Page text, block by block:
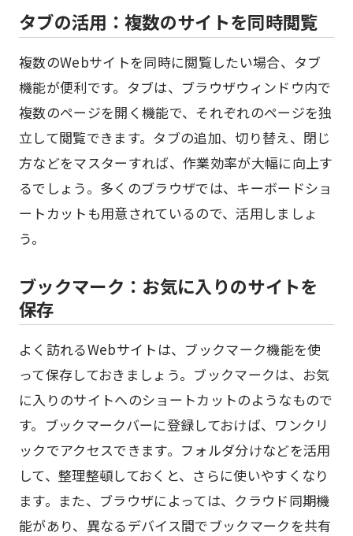
タブの活用：複数のサイトを同時閲覧
複数のWebサイトを同時に閲覧したい場合、タブ
機能が便利です。タブは、ブラウザウィンドウ内で
複数のページを開く機能で、それぞれのページを独
立して閲覧できます。タブの追加、切り替え、閉じ
方などをマスターすれば、作業効率が大幅に向上す
るでしょう。多くのブラウザでは、キーボードショ
ートカットも用意されているので、活用しましょ
う。
ブックマーク：お気に入りのサイトを
保存
よく訪れるWebサイトは、ブックマーク機能を使
って保存しておきましょう。ブックマークは、お気
に入りのサイトへのショートカットのようなもので
す。ブックマークバーに登録しておけば、ワンクリ
ックでアクセスできます。フォルダ分けなどを活用
して、整理整頓しておくと、さらに使いやすくなり
ます。また、ブラウザによっては、クラウド同期機
能があり、異なるデバイス間でブックマークを共有